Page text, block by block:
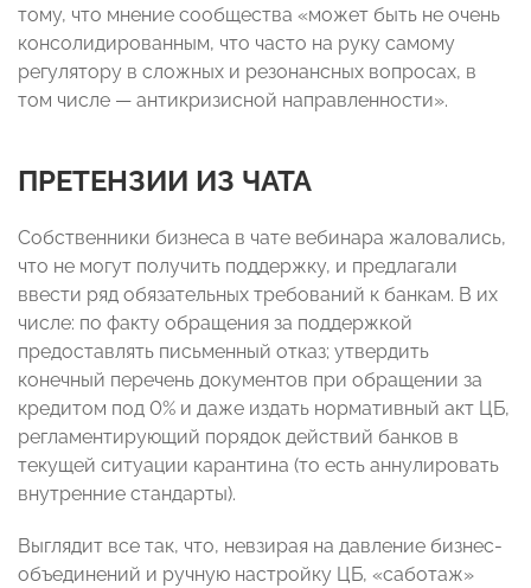
тому, что мнение сообщества «может быть не очень
консолидированным, что часто на руку самому
регулятору в сложных и резонансных вопросах, в
том числе — антикризисной направленности».
ПРЕТЕНЗИИ ИЗ ЧАТА
Собственники бизнеса в чате вебинара жаловались,
что не могут получить поддержку, и предлагали
ввести ряд обязательных требований к банкам. В их
числе: по факту обращения за поддержкой
предоставлять письменный отказ; утвердить
конечный перечень документов при обращении за
кредитом под 0% и даже издать нормативный акт ЦБ,
регламентирующий порядок действий банков в
текущей ситуации карантина (то есть аннулировать
внутренние стандарты).
Выглядит все так, что, невзирая на давление бизнес-
объединений и ручную настройку ЦБ, «саботаж»